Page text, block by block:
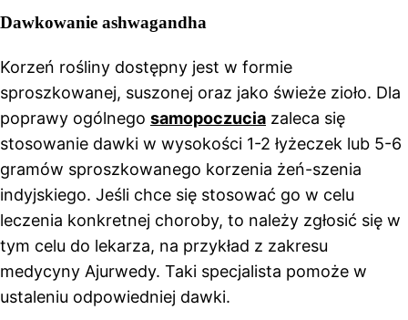
Dawkowanie ashwagandha
Korzeń rośliny dostępny jest w formie
sproszkowanej, suszonej oraz jako świeże zioło. Dla
poprawy ogólnego samopoczucia zaleca się
stosowanie dawki w wysokości 1-2 łyżeczek lub 5-6
gramów sproszkowanego korzenia żeń-szenia
indyjskiego. Jeśli chce się stosować go w celu
leczenia konkretnej choroby, to należy zgłosić się w
tym celu do lekarza, na przykład z zakresu
medycyny Ajurwedy. Taki specjalista pomoże w
ustaleniu odpowiedniej dawki.